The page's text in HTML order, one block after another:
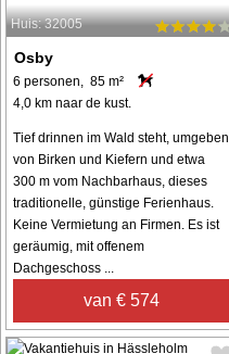
Huis: 32005
Osby
6 personen, 85 m²
4,0 km naar de kust.
Tief drinnen im Wald steht, umgeben
von Birken und Kiefern und etwa
300 m vom Nachbarhaus, dieses
traditionelle, günstige Ferienhaus.
Keine Vermietung an Firmen. Es ist
geräumig, mit offenem
Dachgeschoss ...
van € 574